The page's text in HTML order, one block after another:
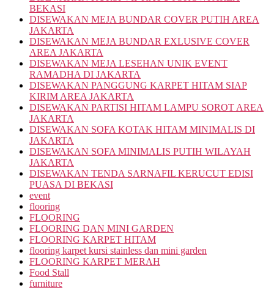
BEKASI
DISEWAKAN MEJA BUNDAR COVER PUTIH AREA
JAKARTA
DISEWAKAN MEJA BUNDAR EXLUSIVE COVER
AREA JAKARTA
DISEWAKAN MEJA LESEHAN UNIK EVENT
RAMADHA DI JAKARTA
DISEWAKAN PANGGUNG KARPET HITAM SIAP
KIRIM AREA JAKARTA
DISEWAKAN PARTISI HITAM LAMPU SOROT AREA
JAKARTA
DISEWAKAN SOFA KOTAK HITAM MINIMALIS DI
JAKARTA
DISEWAKAN SOFA MINIMALIS PUTIH WILAYAH
JAKARTA
DISEWAKAN TENDA SARNAFIL KERUCUT EDISI
PUASA DI BEKASI
event
flooring
FLOORING
FLOORING DAN MINI GARDEN
FLOORING KARPET HITAM
flooring karpet kursi stainless dan mini garden
FLOORING KARPET MERAH
Food Stall
furniture